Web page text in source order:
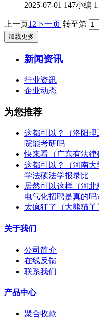
2025-07-01 147小编
上一页1 2下一页 转至第
加载更多
新闻资讯
行业资讯
企业动态
为您推荐
这都可以？（洛阳
院能考研吗
快来看（广东有法
这都可以？（河南
学法硕法学报录比
居然可以这样（河
电气化招聘是真的吗
太疯狂了（大熊猫
关于我们
公司简介
在线反馈
联系我们
产品中心
聚合收款